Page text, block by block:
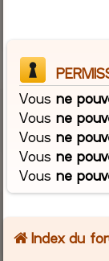
Vousne
Vousne
Vousne
Vousne
Vousne
Index du